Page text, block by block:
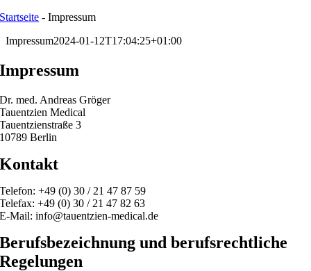
Startseite -Impressum
Impressum2024-01-12T17:04:25+01:00
Impressum
Dr. med. Andreas Gröger
Tauentzien Medical
Tauentzienstraße 3
10789 Berlin
Kontakt
Telefon: +49 (0) 30 / 21 47 87 59
Telefax: +49 (0) 30 / 21 47 82 63
E-Mail: info@tauentzien-medical.de
Berufsbezeichnung und berufsrechtliche
Regelungen